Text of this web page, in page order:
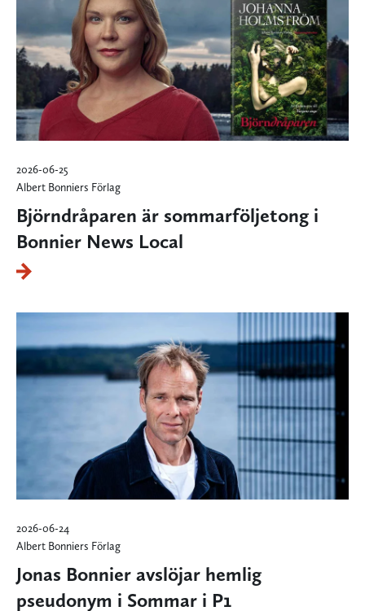
2026-06-25
Albert Bonniers Förlag
Björndråparen är sommarföljetong i
Bonnier News Local
2026-06-24
Albert Bonniers Förlag
Jonas Bonnier avslöjar hemlig
pseudonym i Sommar i P1